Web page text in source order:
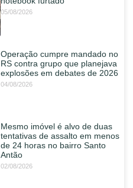
05/08/2026
Operação cumpre mandado no
RS contra grupo que planejava
explosões em debates de 2026
04/08/2026
Mesmo imóvel é alvo de duas
tentativas de assalto em menos
de 24 horas no bairro Santo
Antão
02/08/2026